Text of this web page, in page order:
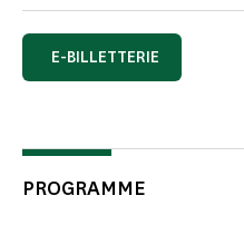
E-BILLETTERIE
PROGRAMME